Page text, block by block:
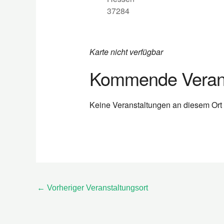
37284
Karte nicht verfügbar
Kommende
Keine Veranstaltungen an diesem Ort
← Vorheriger Veranstaltungsort